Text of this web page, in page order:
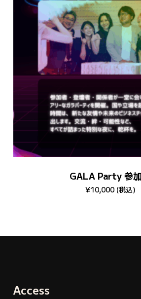
お買い物カ
ありませ
GALA Party 参
¥10,000 (税込)
Access